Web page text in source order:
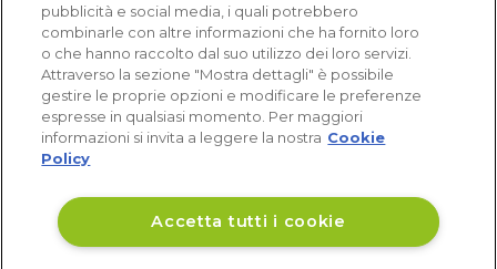
pubblicità e social media, i quali potrebbero
combinarle con altre informazioni che ha fornito loro
o che hanno raccolto dal suo utilizzo dei loro servizi.
Attraverso la sezione "Mostra dettagli" è possibile
gestire le proprie opzioni e modificare le preferenze
espresse in qualsiasi momento. Per maggiori
informazioni si invita a leggere la nostra Cookie
Policy
Accetta tutti i cookie